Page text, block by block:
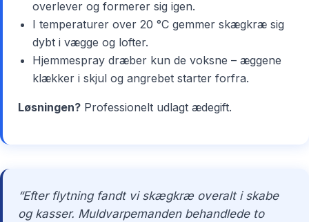
overlever og formerer sig igen.
I temperaturer over 20 °C gemmer skægkræ sig
dybt i vægge og lofter.
Hjemmespray dræber kun de voksne – æggene
klækker i skjul og angrebet starter forfra.
Løsningen? Professionelt udlagt ædegift.
“Efter flytning fandt vi skægkræ overalt i skabe
og kasser. Muldvarpemanden behandlede to